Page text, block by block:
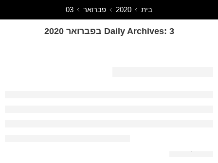
בית 2020 פברואר 03
Daily Archives: 3 בפברואר 2020
המשך לקרוא 🠬